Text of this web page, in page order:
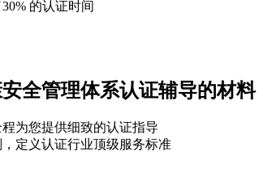
的认证时间
全管理体系认证辅导的材料
为您提供细致的认证指导
定义认证行业顶级服务标准